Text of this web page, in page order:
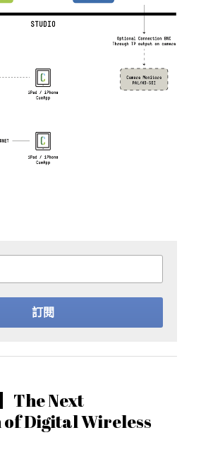
訂閱
Next
Digital Wireless